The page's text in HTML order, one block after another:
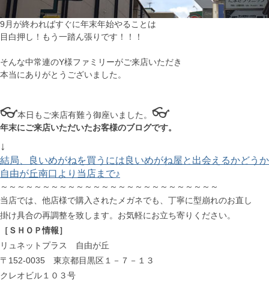
9月が終わればすぐに年末年始やることは
目白押し！もう一踏ん張りです！！！
そんな中常連のY様ファミリーがご来店いただき
本当にありがとうございました。
👓本日もご来店有難う御座いました。 👓
年末にご来店いただいたお客様のブログです。
↓
結局、良いめがねを買うには良いめがね屋と出会えるかどうか
自由が丘南口より当店まで♪
～～～～～～～～～～～～～～～～～～～～～～～～～～
当店では、他店様で購入されたメガネでも、丁寧に型崩れのお直し
掛け具合の再調整を致します。お気軽にお立ち寄りください。
［ＳＨＯＰ情報］
リュネットプラス 自由が丘
〒152-0035 東京都目黒区１－７－１３
クレオビル１０３号